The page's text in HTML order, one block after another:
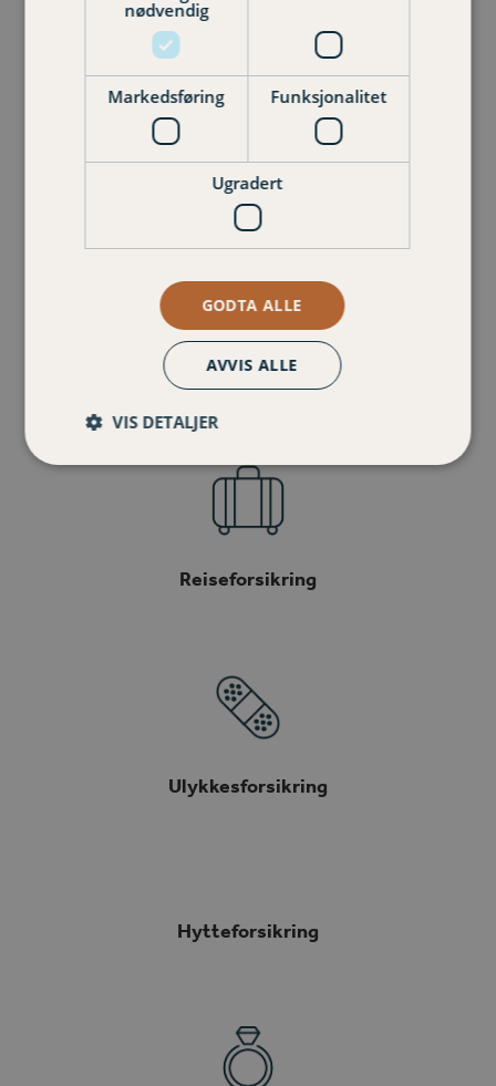
Innboforsikring
Husforsikring
Reiseforsikring
Ulykkesforsikring
Hytteforsikring
nødvendig
Markedsføring Funksjonalitet
Ugradert
GODTA ALLE
AVVIS ALLE
VIS DETALJER